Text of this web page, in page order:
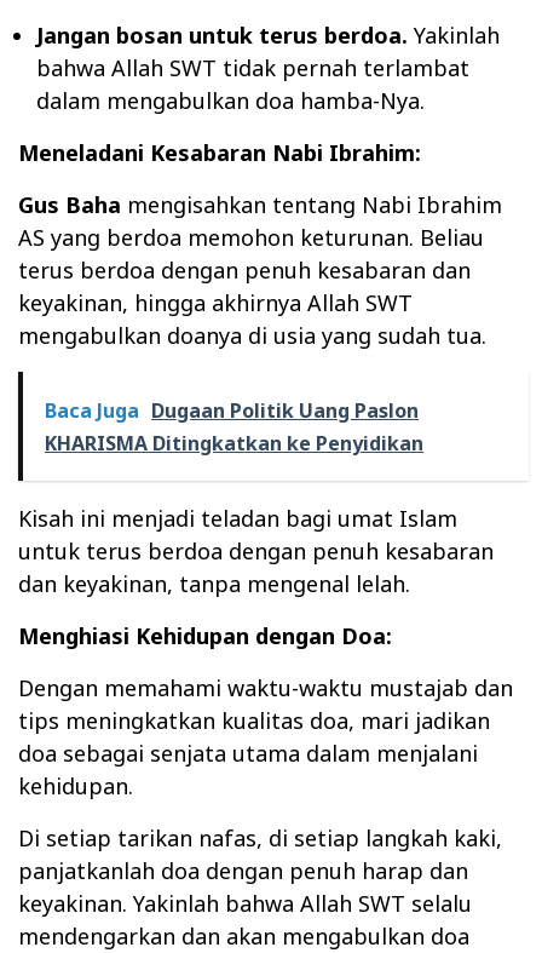
Jangan bosan untuk terus berdoa. Yakinlah
bahwa Allah SWT tidak pernah terlambat
dalam mengabulkan doa hamba-Nya.
Meneladani Kesabaran Nabi Ibrahim:
Gus Baha mengisahkan tentang Nabi Ibrahim
AS yang berdoa memohon keturunan. Beliau
terus berdoa dengan penuh kesabaran dan
keyakinan, hingga akhirnya Allah SWT
mengabulkan doanya di usia yang sudah tua.
Baca Juga Dugaan Politik Uang Paslon
KHARISMA Ditingkatkan ke Penyidikan
Kisah ini menjadi teladan bagi umat Islam
untuk terus berdoa dengan penuh kesabaran
dan keyakinan, tanpa mengenal lelah.
Menghiasi Kehidupan dengan Doa:
Dengan memahami waktu-waktu mustajab dan
tips meningkatkan kualitas doa, mari jadikan
doa sebagai senjata utama dalam menjalani
kehidupan.
Di setiap tarikan nafas, di setiap langkah kaki,
panjatkanlah doa dengan penuh harap dan
keyakinan. Yakinlah bahwa Allah SWT selalu
mendengarkan dan akan mengabulkan doa